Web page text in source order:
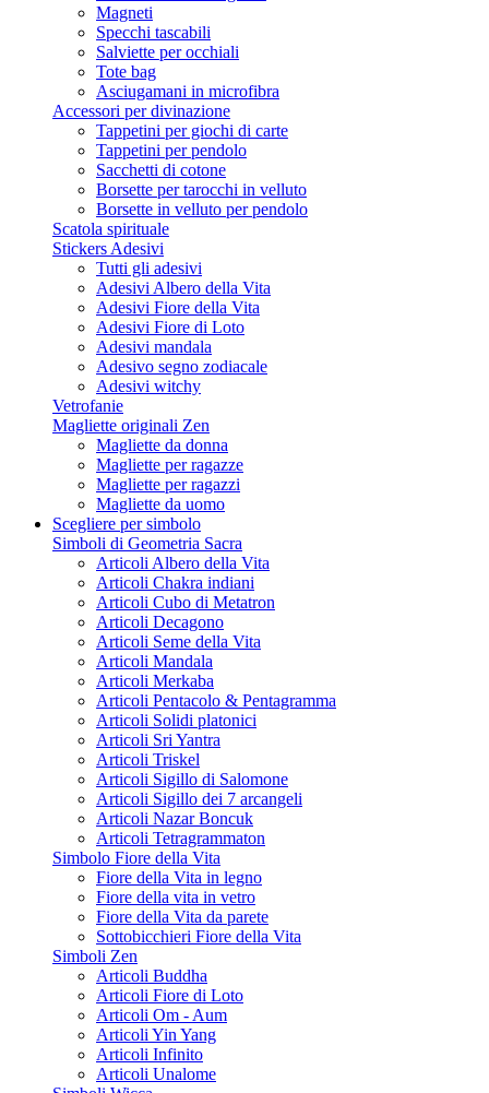
Magneti
Specchi tascabili
Salviette per occhiali
Tote bag
Asciugamani in microfibra
Accessori per divinazione
Tappetini per giochi di carte
Tappetini per pendolo
Sacchetti di cotone
Borsette per tarocchi in velluto
Borsette in velluto per pendolo
Scatola spirituale
Stickers Adesivi
Tutti gli adesivi
Adesivi Albero della Vita
Adesivi Fiore della Vita
Adesivi Fiore di Loto
Adesivi mandala
Adesivo segno zodiacale
Adesivi witchy
Vetrofanie
Magliette originali Zen
Magliette da donna
Magliette per ragazze
Magliette per ragazzi
Magliette da uomo
Scegliere per simbolo
Simboli di Geometria Sacra
Articoli Albero della Vita
Articoli Chakra indiani
Articoli Cubo di Metatron
Articoli Decagono
Articoli Seme della Vita
Articoli Mandala
Articoli Merkaba
Articoli Pentacolo & Pentagramma
Articoli Solidi platonici
Articoli Sri Yantra
Articoli Triskel
Articoli Sigillo di Salomone
Articoli Sigillo dei 7 arcangeli
Articoli Nazar Boncuk
Articoli Tetragrammaton
Simbolo Fiore della Vita
Fiore della Vita in legno
Fiore della vita in vetro
Fiore della Vita da parete
Sottobicchieri Fiore della Vita
Simboli Zen
Articoli Buddha
Articoli Fiore di Loto
Articoli Om - Aum
Articoli Yin Yang
Articoli Infinito
Articoli Unalome